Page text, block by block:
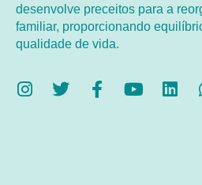
desenvolve preceitos para a
familiar, proporcionando
qualidade de vida.